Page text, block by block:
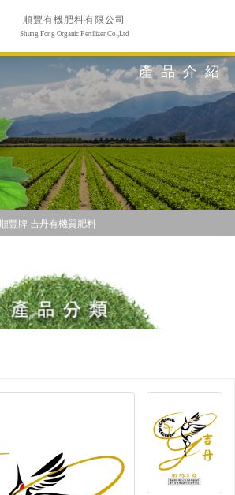
順豐有機肥料有限公司
Shung Fong Organic Fertilizer Co.,Ltd
產品介紹
順豐牌 吉丹有機質肥料